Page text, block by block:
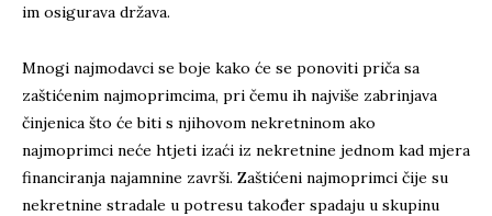
im osigurava država.
Mnogi najmodavci se boje kako će se ponoviti priča sa
zaštićenim najmoprimcima, pri čemu ih najviše zabrinjava
činjenica što će biti s njihovom nekretninom ako
najmoprimci neće htjeti izaći iz nekretnine jednom kad mjera
financiranja najamnine završi. Zaštićeni najmoprimci čije su
nekretnine stradale u potresu također spadaju u skupinu